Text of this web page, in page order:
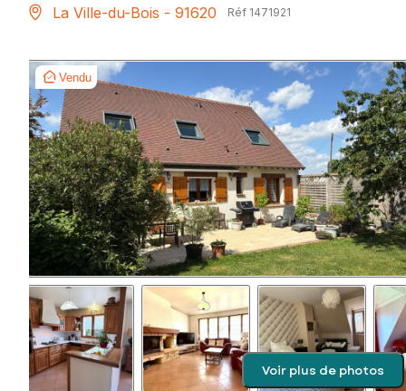
La Ville-du-Bois - 91620 Réf 1471921
Vendu
Voir plus de photos